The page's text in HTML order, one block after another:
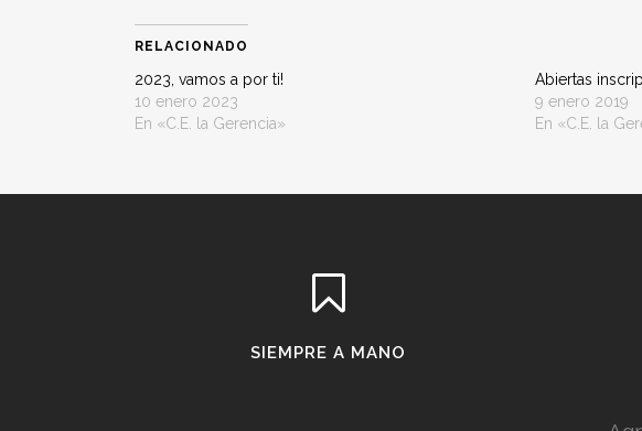
RELACIONADO
2023, vamos a por ti!
10 enero 2023
En «C.E. la Gerencia»
Abiertas
9 enero 2019
En «C.E. la
SIEMPRE A MANO